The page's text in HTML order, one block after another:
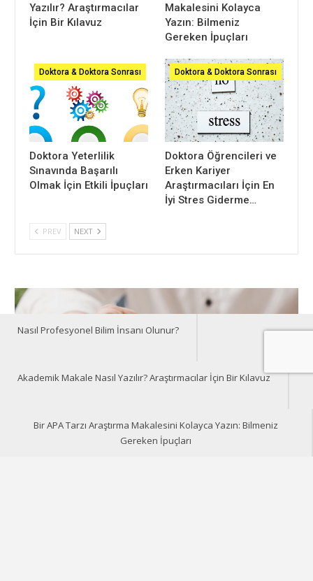
Yazılır? Araştırmacılar
İçin Bir Kılavuz
Makalesini Kolayca
Yazın: Bilmeniz
Gereken İpuçları
Doktora & Doktora Sonrası
Doktora Yeterlilik
Sınavında Başarılı
Olmak İçin Etkili İpuçları
Doktora & Doktora Sonrası
Doktora Öğrencileri ve
Erken Kariyer
Araştırmacıları İçin En
İyi Stres Giderme…
PREV NEXT
Nasıl Profesyonel Bilim İnsanı Olunur?
Akademik Makale Nasıl Yazılır? Araştırmacılar İçin Bir Kılavuz
Bir APA Tarzı Araştırma Makalesini Kolayca Yazın: Bilmeniz
Gereken İpuçları